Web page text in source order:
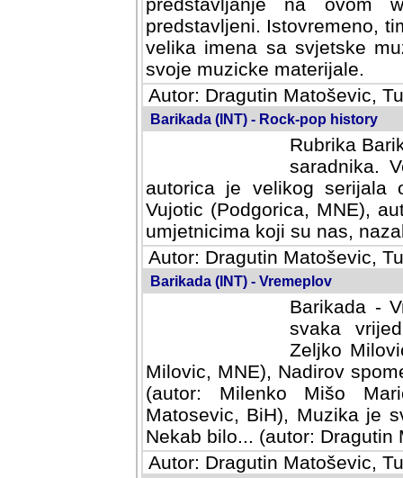
Istovremeno, tim nacinom
sa svjetske muzicke scene
materijale.
Autor: Dragutin Matoševic,
Barikada (INT) - Rock-pop history
Rubrika
saradnika.
autorica je velikog serijala
Vujotic (Podgorica, MNE),
umjetnicima koji su nas,
Autor: Dragutin Matoševic,
Barikada (INT) - Vremeplov
Barikada -
svaka
Milovic,
MNE), Nadirov spomenar
Milenko Mišo Maric, UK),
Muzika je svirala (autor:
(autor: Dragutin Matosevic,
Autor: Dragutin Matoševic,